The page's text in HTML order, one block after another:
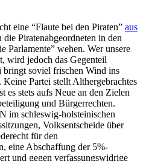
eine “Flaute bei den Piraten” aus
Piratenabgeordneten in den
Parlamente” wehen. Wer unsere
wird jedoch das Gegenteil
bringt soviel frischen Wind ins
Partei stellt Althergebrachtes
es stets aufs Neue an den Zielen
und Bürgerrechten.
im schleswig-holsteinischen
Volksentscheide über
für den
eine Abschaffung der 5%-
und gegen verfassungswidrige